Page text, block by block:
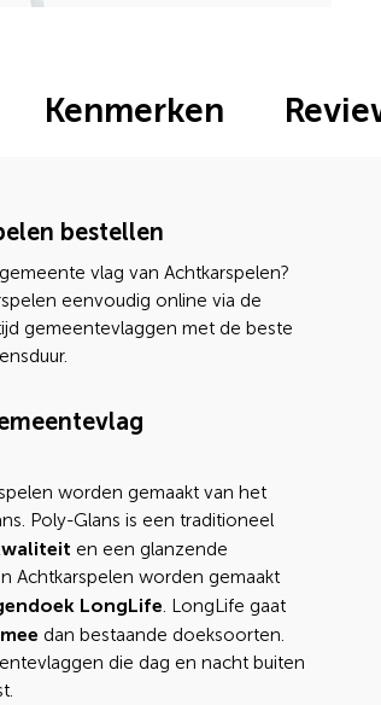
bestellen
vlag van Achtkarspelen?
eenvoudig online via de
gemeentevlaggen met de beste
worden gemaakt van het
Poly-Glans is een traditioneel
en een glanzende
Achtkarspelen worden gemaakt
LongLife. LongLife gaat
dan bestaande doeksoorten.
die dag en nacht buiten
Kenmerken